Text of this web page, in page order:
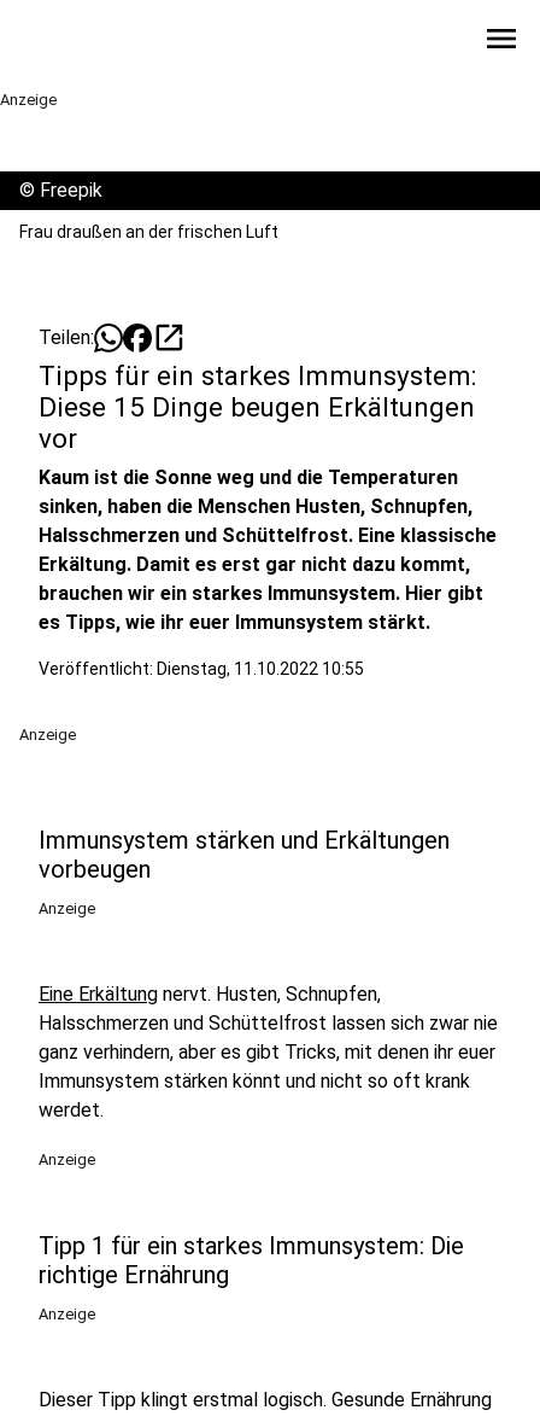
menu
Anzeige
© Freepik
Frau draußen an der frischen Luft
Teilen: open_in_new
Tipps für ein starkes Immunsystem:
Diese 15 Dinge beugen Erkältungen
vor
Kaum ist die Sonne weg und die Temperaturen
sinken, haben die Menschen Husten, Schnupfen,
Halsschmerzen und Schüttelfrost. Eine klassische
Erkältung. Damit es erst gar nicht dazu kommt,
brauchen wir ein starkes Immunsystem. Hier gibt
es Tipps, wie ihr euer Immunsystem stärkt.
Veröffentlicht: Dienstag, 11.10.2022 10:55
Anzeige
Immunsystem stärken und Erkältungen
vorbeugen
Anzeige
Eine Erkältung nervt. Husten, Schnupfen,
Halsschmerzen und Schüttelfrost lassen sich zwar nie
ganz verhindern, aber es gibt Tricks, mit denen ihr euer
Immunsystem stärken könnt und nicht so oft krank
werdet.
Anzeige
Tipp 1 für ein starkes Immunsystem: Die
richtige Ernährung
Anzeige
Dieser Tipp klingt erstmal logisch. Gesunde Ernährung